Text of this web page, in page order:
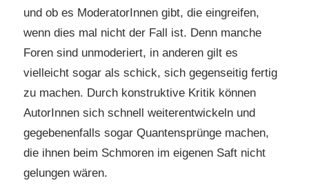
und ob es ModeratorInnen gibt, die eingreifen,
wenn dies mal nicht der Fall ist. Denn manche
Foren sind unmoderiert, in anderen gilt es
vielleicht sogar als schick, sich gegenseitig fertig
zu machen. Durch konstruktive Kritik können
AutorInnen sich schnell weiterentwickeln und
gegebenenfalls sogar Quantensprünge machen,
die ihnen beim Schmoren im eigenen Saft nicht
gelungen wären.